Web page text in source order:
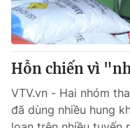
Hỗn chiến vì
VTV.vn - Hai nhóm
đã dùng nhiều hung